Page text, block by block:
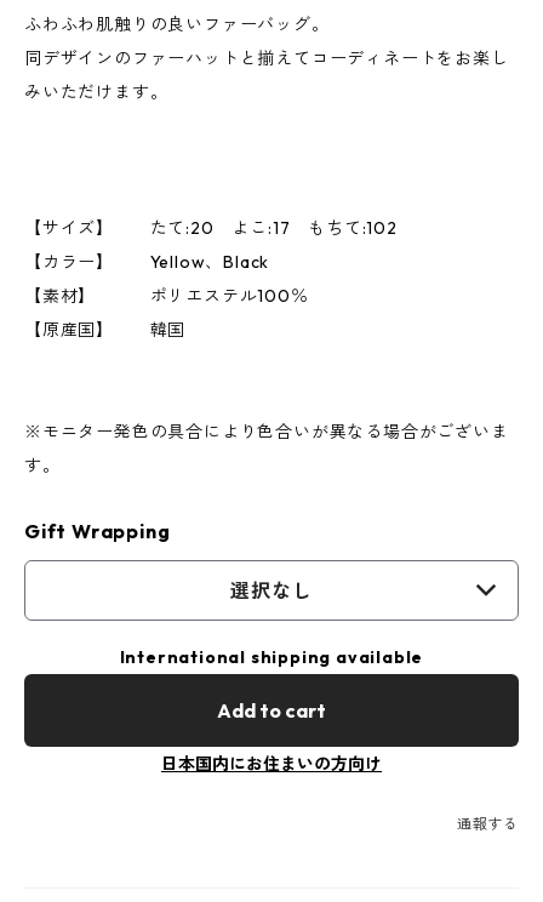
ふわふわ肌触りの良いファーバッグ。
同デザインのファーハットと揃えてコーディネートをお楽し
みいただけます。
【サイズ】 たて:20 よこ:17 もちて:102
【カラー】 Yellow、Black
【素材】 ポリエステル100％
【原産国】 韓国
※モニター発色の具合により色合いが異なる場合がございま
す。
Gift Wrapping
選択なし
International shipping available
Add to cart
日本国内にお住まいの方向け
通報する